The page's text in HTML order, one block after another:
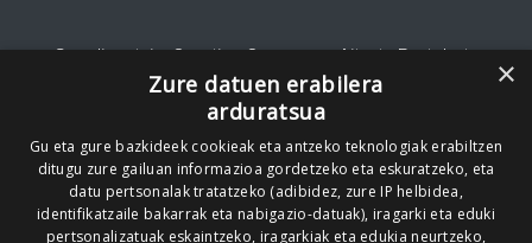
Gure lizentzia: Creative Commons Aitortu Partekatu
Codesyntaxek garatua
×
Zure datuen erabilera
arduratsua
Gu eta gure bazkideek cookieak eta antzeko teknologiak erabiltzen
ditugu zure gailuan informazioa gordetzeko eta eskuratzeko, eta
datu pertsonalak tratatzeko (adibidez, zure IP helbidea,
identifikatzaile bakarrak eta nabigazio-datuak), iragarki eta eduki
pertsonalizatuak eskaintzeko, iragarkiak eta edukia neurtzeko,